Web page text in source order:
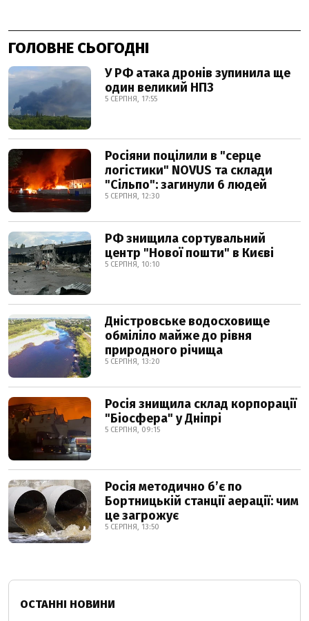
ГОЛОВНЕ СЬОГОДНІ
У РФ атака дронів зупинила ще
один великий НПЗ
5 СЕРПНЯ, 17:55
Росіяни поцілили в "серце
логістики" NOVUS та склади
"Сільпо": загинули 6 людей
5 СЕРПНЯ, 12:30
РФ знищила сортувальний
центр "Нової пошти" в Києві
5 СЕРПНЯ, 10:10
Дністровське водосховище
обміліло майже до рівня
природного річища
5 СЕРПНЯ, 13:20
Росія знищила склад корпорації
"Біосфера" у Дніпрі
5 СЕРПНЯ, 09:15
Росія методично б’є по
Бортницькій станції аерації: чим
це загрожує
5 СЕРПНЯ, 13:50
ОСТАННІ НОВИНИ